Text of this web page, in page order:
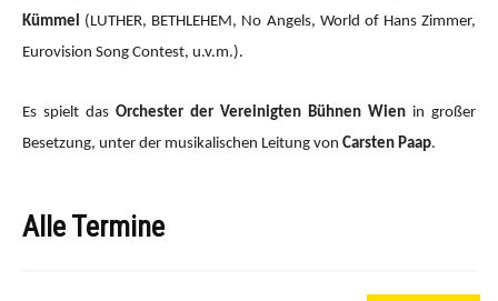
Kümmel (LUTHER, BETHLEHEM, No Angels, World of Hans Zimmer,
Eurovision Song Contest, u.v.m.).
Es spielt das Orchester der Vereinigten Bühnen Wien in großer
Besetzung, unter der musikalischen Leitung von Carsten Paap.
Alle Termine